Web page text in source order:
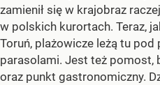
zamienił się w krajobraz
w polskich kurortach. Teraz,
Toruń, plażowicze leżą tu
parasolami. Jest też pomost,
oraz punkt gastronomiczny.